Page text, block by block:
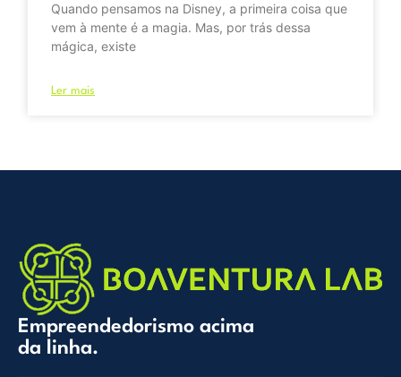
Quando pensamos na Disney, a primeira coisa que
vem à mente é a magia. Mas, por trás dessa
mágica, existe
Ler mais
Empreendedorismo acima
da linha.